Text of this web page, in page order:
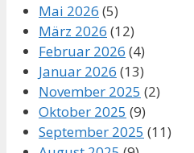
Mai 2026 (5)
März 2026 (12)
Februar 2026 (4)
Januar 2026 (13)
November 2025 (2)
Oktober 2025 (9)
September 2025 (11)